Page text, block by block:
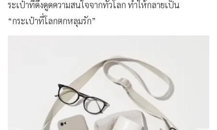
ระเป๋าที่ดึงดูดความสนใจจากทั่วโลก ทำให้กลายเป็น
“กระเป๋าที่โลกตกหลุมรัก”